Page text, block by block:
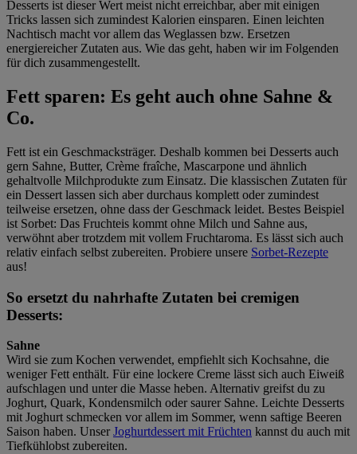
Desserts ist dieser Wert meist nicht erreichbar, aber mit einigen
Tricks lassen sich zumindest Kalorien einsparen. Einen leichten
Nachtisch macht vor allem das Weglassen bzw. Ersetzen
energiereicher Zutaten aus. Wie das geht, haben wir im Folgenden
für dich zusammengestellt.
Fett sparen: Es geht auch ohne Sahne &
Co.
Fett ist ein Geschmacksträger. Deshalb kommen bei Desserts auch
gern Sahne, Butter, Crème fraîche, Mascarpone und ähnlich
gehaltvolle Milchprodukte zum Einsatz. Die klassischen Zutaten für
ein Dessert lassen sich aber durchaus komplett oder zumindest
teilweise ersetzen, ohne dass der Geschmack leidet. Bestes Beispiel
ist Sorbet: Das Fruchteis kommt ohne Milch und Sahne aus,
verwöhnt aber trotzdem mit vollem Fruchtaroma. Es lässt sich auch
relativ einfach selbst zubereiten. Probiere unsere Sorbet-Rezepte
aus!
So ersetzt du nahrhafte Zutaten bei cremigen
Desserts:
Sahne
Wird sie zum Kochen verwendet, empfiehlt sich Kochsahne, die
weniger Fett enthält. Für eine lockere Creme lässt sich auch Eiweiß
aufschlagen und unter die Masse heben. Alternativ greifst du zu
Joghurt, Quark, Kondensmilch oder saurer Sahne. Leichte Desserts
mit Joghurt schmecken vor allem im Sommer, wenn saftige Beeren
Saison haben. Unser Joghurtdessert mit Früchten kannst du auch mit
Tiefkühlobst zubereiten.